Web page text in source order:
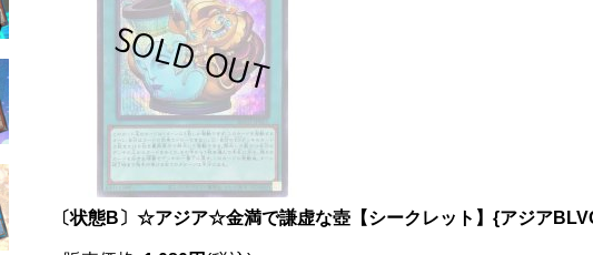
〔状態B〕☆アジア☆金満で謙虚な壺【シークレット】{アジア